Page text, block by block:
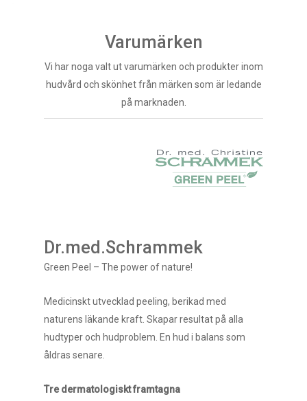
Varumärken
Vi har noga valt ut varumärken och produkter inom
hudvård och skönhet från märken som är ledande
på marknaden.
Dr.med.Schrammek
Green Peel – The power of nature!
Medicinskt utvecklad peeling, berikad med
naturens läkande kraft. Skapar resultat på alla
hudtyper och hudproblem. En hud i balans som
åldras senare.
Tre dermatologiskt framtagna